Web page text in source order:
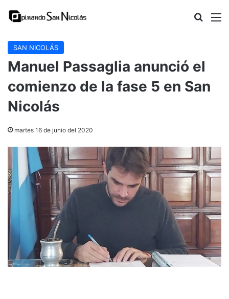
Buscar
SAN NICOLÁS
Manuel Passaglia anunció el
comienzo de la fase 5 en San
Nicolás
martes 16 de junio del 2020